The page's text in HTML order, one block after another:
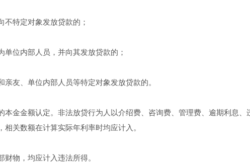
特定对象发放贷款的；
位内部人员，并向其发放贷款的；
友、单位内部人员等特定对象发放贷款的。
金金额认定。非法放贷行为人以介绍费、咨询费、管理费、逾期利息、
关数额在计算实际年利率时均应计入。
物，均应计入违法所得。